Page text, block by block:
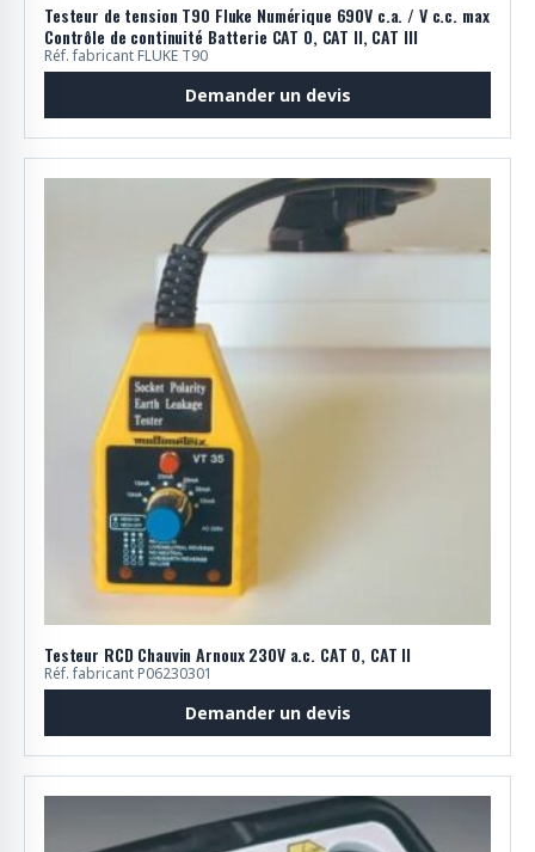
Testeur de tension T90 Fluke Numérique 690V c.a. / V c.c. max
Contrôle de continuité Batterie CAT 0, CAT II, CAT III
Réf. fabricant FLUKE T90
Demander un devis
Testeur RCD Chauvin Arnoux 230V a.c. CAT 0, CAT II
Réf. fabricant P06230301
Demander un devis